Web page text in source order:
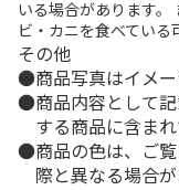
いる場合があります
ビ・カニを食べている
その他
商品写真はイメー
商品内容として
する商品に含まれ
商品の色は、ご
際と異なる場合が